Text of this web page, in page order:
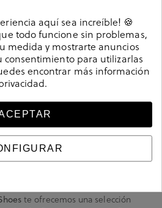
textura, elegancia y
son el equilibrio perfecto entre
Este material, también conocido
te ofrecemos una selección
aquí sea increíble! 🍪
todo funcione sin problemas,
medida y mostrarte anuncios
consentimiento para utilizarlas
encontrar más información
.